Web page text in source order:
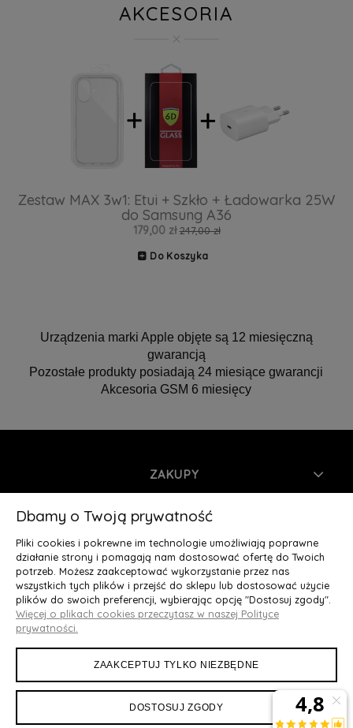
AKCESORIA
Zestaw MAX 3w1: Etui + Szkło + Ładowarka 25W
do Samsung A36
179,00 zł 247,00 zł
Do Koszyka
Urządzenia marki Apple objęte są 12 miesięczną
gwarancją
Pozostałe produkty posiadają 24 miesiące gwarancji
Akcesoria GSM 6 miesięcy
ZAKUPY
INFORMACJE
MOJE KONTO
O NAS
Deluxury.pl
Dbamy o Twoją prywatność
Pliki cookies i pokrewne im technologie umożliwiają poprawne
działanie strony i pomagają nam dostosować ofertę do Twoich
potrzeb. Możesz zaakceptować wykorzystanie przez nas
wszystkich tych plików i przejść do sklepu lub dostosować użycie
plików do swoich preferencji, wybierając opcję "Dostosuj zgody".
Więcej o plikach cookies przeczytasz w naszej Polityce
prywatności.
ZAAKCEPTUJ TYLKO NIEZBĘDNE
DOSTOSUJ ZGODY